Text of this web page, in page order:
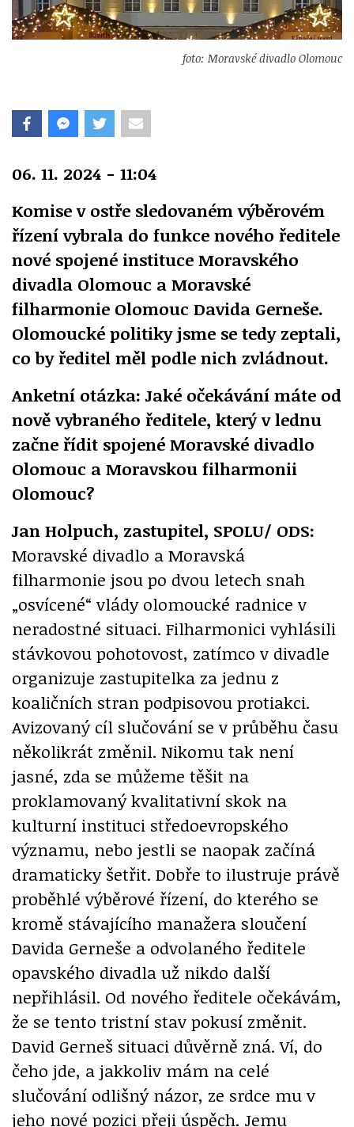
foto: Moravské divadlo Olomouc
06. 11. 2024 - 11:04
Komise v ostře sledovaném výběrovém
řízení vybrala do funkce nového ředitele
nové spojené instituce Moravského
divadla Olomouc a Moravské
filharmonie Olomouc Davida Gerneše.
Olomoucké politiky jsme se tedy zeptali,
co by ředitel měl podle nich zvládnout.
Anketní otázka: Jaké očekávání máte od
nově vybraného ředitele, který v lednu
začne řídit spojené Moravské divadlo
Olomouc a Moravskou filharmonii
Olomouc?
Jan Holpuch, zastupitel, SPOLU/ ODS:
Moravské divadlo a Moravská
filharmonie jsou po dvou letech snah
„osvícené“ vlády olomoucké radnice v
neradostné situaci. Filharmonici vyhlásili
stávkovou pohotovost, zatímco v divadle
organizuje zastupitelka za jednu z
koaličních stran podpisovou protiakci.
Avizovaný cíl slučování se v průběhu času
několikrát změnil. Nikomu tak není
jasné, zda se můžeme těšit na
proklamovaný kvalitativní skok na
kulturní instituci středoevropského
významu, nebo jestli se naopak začíná
dramaticky šetřit. Dobře to ilustruje právě
proběhlé výběrové řízení, do kterého se
kromě stávajícího manažera sloučení
Davida Gerneše a odvolaného ředitele
opavského divadla už nikdo další
nepřihlásil. Od nového ředitele očekávám,
že se tento tristní stav pokusí změnit.
David Gerneš situaci důvěrně zná. Ví, do
čeho jde, a jakkoliv mám na celé
slučování odlišný názor, ze srdce mu v
jeho nové pozici přeji úspěch. Jemu